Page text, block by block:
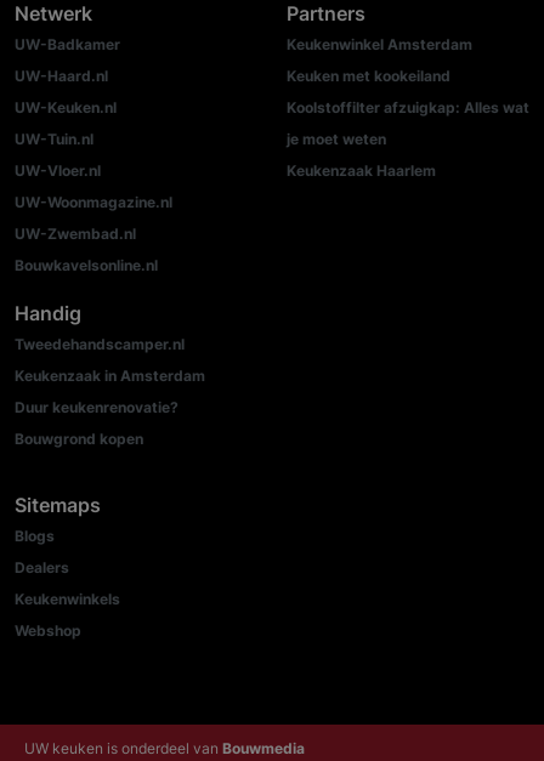
Netwerk
UW-Badkamer
UW-Haard.nl
UW-Keuken.nl
UW-Tuin.nl
UW-Vloer.nl
UW-Woonmagazine.nl
UW-Zwembad.nl
Bouwkavelsonline.nl
Partners
Keukenwinkel Amsterdam
Keuken met kookeiland
Koolstoffilter afzuigkap: Alles wat
je moet weten
Keukenzaak Haarlem
Handig
Tweedehandscamper.nl
Keukenzaak in Amsterdam
Duur keukenrenovatie?
Bouwgrond kopen
Sitemaps
Blogs
Dealers
Keukenwinkels
Webshop
UW keuken is onderdeel van Bouwmedia